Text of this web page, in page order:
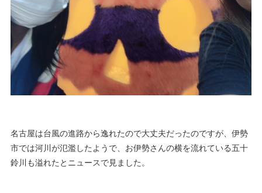
名古屋は台風の進路から逸れたので大丈夫だったのですが、伊勢
市では河川が氾濫したようで、お伊勢さんの横を流れている五十
鈴川も溢れたとニュースで見ました。